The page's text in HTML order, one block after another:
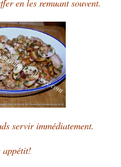
en les remuant souvent.
servir immédiatement.
appétit!